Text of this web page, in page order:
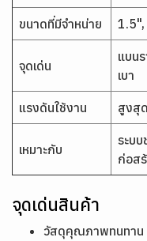
ขนาดที่มีจำหน่าย
จุดเด่น
แบน
เบา
แรงดันใช้งาน สูงสุ
เหมาะกับ
ระบ
ก่อส
จุดเด่นสินค้า
วัสดุคุณภาพทนทาน